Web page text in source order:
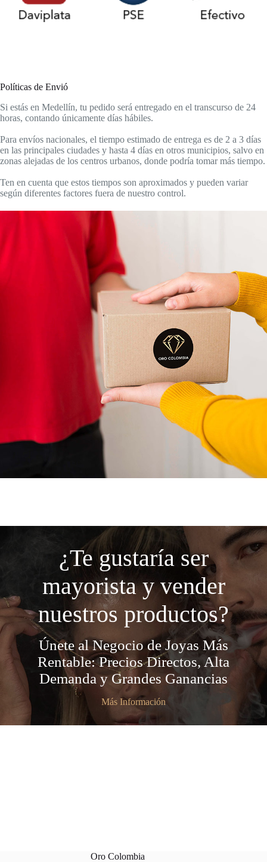
Políticas de Envió
Si estás en Medellín, tu pedido será entregado en el transcurso de 24
horas, contando únicamente días hábiles.
Para envíos nacionales, el tiempo estimado de entrega es de 2 a 3 días
en las principales ciudades y hasta 4 días en otros municipios, salvo en
zonas alejadas de los centros urbanos, donde podría tomar más tiempo.
Ten en cuenta que estos tiempos son aproximados y pueden variar
según diferentes factores fuera de nuestro control.
¿Te gustaría ser
mayorista y vender
nuestros productos?
Únete al Negocio de Joyas Más
Rentable: Precios Directos, Alta
Demanda y Grandes Ganancias
Más Información
Oro Colombia